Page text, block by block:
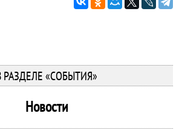
РАЗДЕЛЕ «СОБЫТИЯ»
Новости